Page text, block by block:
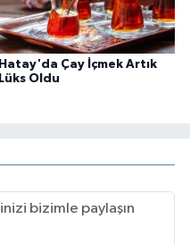
Hatay'da Çay İçmek Artık
Lüks Oldu